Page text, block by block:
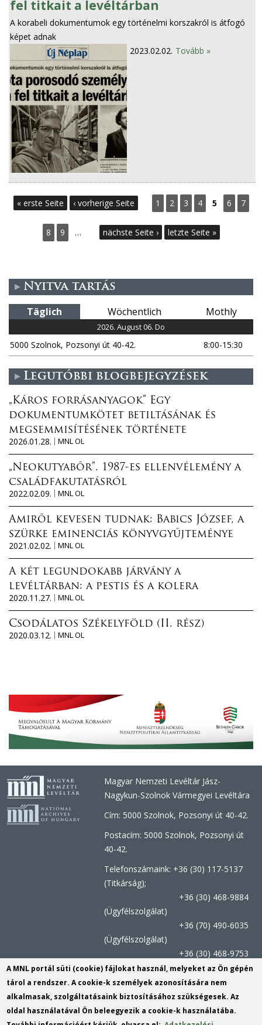
fel titkait a levéltárban
A korabeli dokumentumok egy történelmi korszakról is átfogó
képet adnak
2023.02.02. Tovább »
S
e
n
« erste Seite ‹ vorherige Seite 1 2 3 4 5 6 7
8 9 … nächste Seite › letzte Seite »
Nyitva tartás
Täglich Wöchentlich Mothly
2026. August 06. Do
5000 Szolnok, Pozsonyi út 40-42. 8:00-15:30
Legutóbbi blogbejegyzések
„Káros forrásanyagok” Egy
dokumentumkötet betiltásának és
megsemmisítésének története
2026.01.28.
MNL OL
„Neokutyabőr”. 1987-es ellenvélemény a
családfakutatásról
2022.02.09.
MNL OL
Amiről kevesen tudnak: Babics József, a
szürke eminenciás könyvgyűjteménye
2021.02.02.
MNL OL
A két legundokabb járvány a
levéltárban: a pestis és a kolera
2020.11.27.
MNL OL
Csodálatos Székelyföld (II. rész)
2020.03.12.
MNL OL
Magyar Nemzeti Levéltár Jász-
Nagykun-Szolnok Vármegyei Levéltára
Cím: 5000 Szolnok, Pozsonyi út 40-42.
Postacím: 5000 Szolnok, Pozsonyi út
40-42.
Telefonszámaink: +36 (30) 117-5137
(Titkárság);
+36 (30) 468-9884
(Ügyfélszolgálat)
+36 (70) 490-6035
(Ügyfélszolgálat)
+36 (30) 468-9753
(Kutatószolgálat)
Titkársági e-mail:jnszvl@mnl.gov.hu
Kutatószolgálat e-mail címe:
szolnok.kutatas@mnl.gov.hu(link
A MNL portál süti (cookie) fájlokat használ, melyeket az Ön gépén
tárol a rendszer. A cookie-k személyek azonosítására nem
alkalmasak, szolgáltatásaink biztosításához szükségesek. Az
oldal használatával Ön beleegyezik a cookie-k használatába.